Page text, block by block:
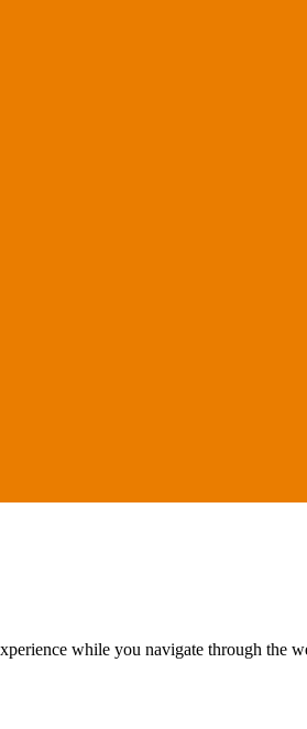
while you navigate through the